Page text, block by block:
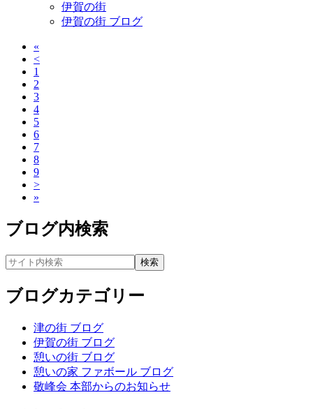
伊賀の街
伊賀の街 ブログ
«
<
1
2
3
4
5
6
7
8
9
>
»
ブログ内検索
ブログカテゴリー
津の街 ブログ
伊賀の街 ブログ
憩いの街 ブログ
憩いの家 ファボール ブログ
敬峰会 本部からのお知らせ